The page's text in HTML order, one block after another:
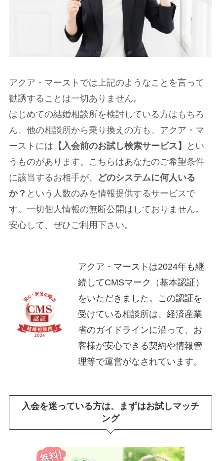
アクア・マーストでは上記のようなことを言って
勧誘することは一切ありません。
はじめての結婚相談所を検討している方はもちろ
ん、他の相談所から乗り換えの方も、アクア・マ
ーストには 【入会前のお試し検索サービス】
とい
うものがあります。こちらはあなたのご希望条件
に該当するお相手が、
どのシステムに何人いる
か？ という人数のみを情報提供するサービスで
す。一切個人情報の無断公開はしておりません。
安心して、ぜひご利用下さい。
アクア・マーストは2024年も継
続してCMSマーク（基本認証）
をいただきました。この認証を
受けている相談所は、経済産業
省のガイドラインに沿って、お
客様が安心できる契約や情報管
理等で運営がなされています。
入会を迷っている方は、まずはお試しマッチ
ング